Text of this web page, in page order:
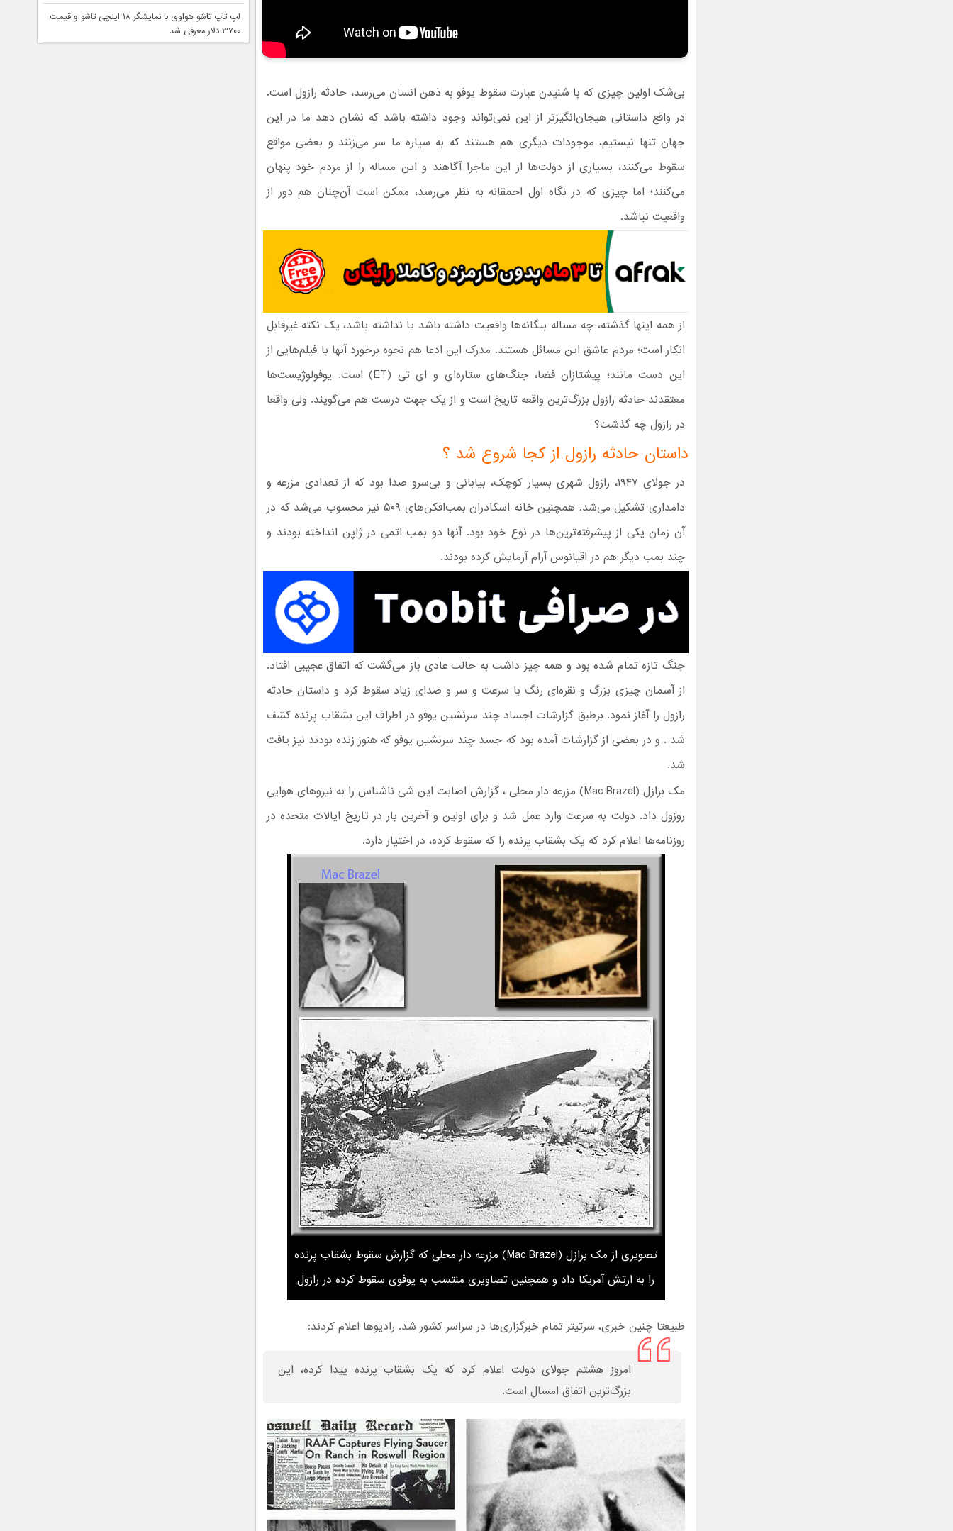
بی‌شک اولین چیزی که با شنیدن عبارت سقوط یوفو به ذهن انسان می‌رسد، حادثه رازول است.
در واقع داستانی هیجان‌انگیز‌تر از این نمی‌تواند وجود داشته باشد که نشان دهد ما در این
جهان تنها نیستیم، موجودات دیگری هم هستند که به سیاره ما سر می‌زنند و بعضی مواقع
سقوط می‌کنند، بسیاری از دولت‌ها از این ماجرا آگاهند و این مساله را از مردم خود پنهان
می‌کنند؛ اما چیزی که در نگاه اول احمقانه به نظر می‌رسد، ممکن است آن‌چنان هم دور از
واقعیت نباشد.
از همه اینها گذشته، چه مساله بیگانه‌ها واقعیت داشته باشد یا نداشته باشد، یک نکته غیر‌قابل
انکار است؛ مردم عاشق این مسائل هستند. مدرک این ادعا هم نحوه برخورد آنها با فیلم‌هایی از
این دست مانند؛ پیشتازان فضا، جنگ‌های ستاره‌ای و‌ ای تی (ET) است. یوفولوژیست‌ها
معتقدند حادثه رازول بزرگ‌ترین واقعه تاریخ است و از یک جهت درست هم می‌گویند. ولی واقعا
در رازول چه گذشت؟
داستان حادثه رازول از کجا شروع شد ؟
در جولای ۱۹۴۷، رازول شهری بسیار کوچک، بیابانی و بی‌سرو صدا بود که از تعدادی مزرعه و
دامداری تشکیل می‌شد. همچنین خانه اسکادران بمب‌افکن‌های ۵۰۹ نیز محسوب می‌شد که در
آن زمان یکی از پیشرفته‌ترین‌ها در نوع خود بود. آنها دو بمب اتمی در ژاپن انداخته بودند و
چند بمب دیگر هم در اقیانوس آرام آزمایش کرده بودند.
جنگ تازه تمام شده بود و همه چیز داشت به حالت عادی باز می‌گشت که اتفاق عجیبی افتاد.
از آسمان چیزی بزرگ و نقره‌ای رنگ با سرعت و سر و صدای زیاد سقوط کرد و داستان حادثه
رازول را آغاز نمود. برطبق گزارشات اجساد چند سرنشین یوفو در اطراف این بشقاب پرنده کشف
شد . و در بعضی از گزارشات آمده بود که جسد چند سرنشین یوفو که هنوز زنده بودند نیز یافت
شد.
مک برازل (Mac Brazel) مزرعه دار محلی ، گزارش اصابت این شی ناشناس را به نیروهای هوایی
روزول داد. دولت به سرعت وارد عمل شد و برای اولین و آخرین بار در تاریخ ایالات متحده در
روزنامه‌ها اعلام کرد که یک بشقاب پرنده را که سقوط کرده، در اختیار دارد.
تصویری از مک برازل (Mac Brazel) مزرعه دار محلی که گزارش سقوط بشقاب پرنده
را به ارتش آمریکا داد و همچنین تصاویری منتسب به یوفوی سقوط کرده در رازول
طبیعتا چنین خبری، سرتیتر تمام خبر‌گزاری‌ها در سراسر کشور شد. رادیو‌ها اعلام کردند:
امروز هشتم جولای دولت اعلام کرد که یک بشقاب پرنده پیدا کرده، این
بزرگ‌ترین اتفاق امسال است.
لپ تاپ تاشو هواوی با نمایشگر ۱۸ اینچی تاشو و قیمت
۳۷۰۰ دلار معرفی شد